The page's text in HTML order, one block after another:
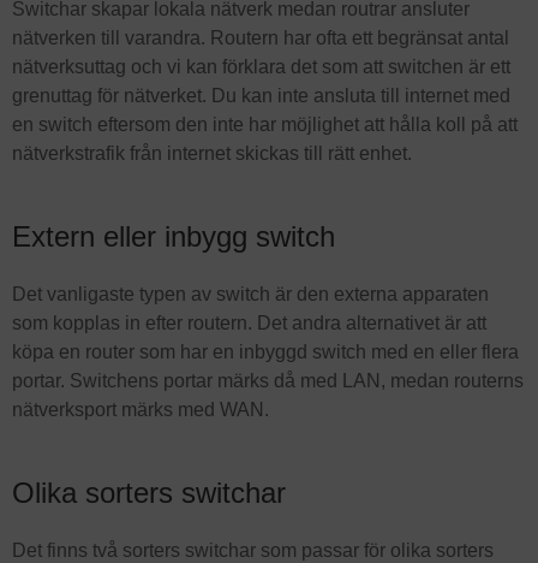
Switchar skapar lokala nätverk medan routrar ansluter
nätverken till varandra. Routern har ofta ett begränsat antal
nätverksuttag och vi kan förklara det som att switchen är ett
grenuttag för nätverket. Du kan inte ansluta till internet med
en switch eftersom den inte har möjlighet att hålla koll på att
nätverkstrafik från internet skickas till rätt enhet.
Extern eller inbygg switch
Det vanligaste typen av switch är den externa apparaten
som kopplas in efter routern. Det andra alternativet är att
köpa en router som har en inbyggd switch med en eller flera
portar. Switchens portar märks då med LAN, medan routerns
nätverksport märks med WAN.
Olika sorters switchar
Det finns två sorters switchar som passar för olika sorters